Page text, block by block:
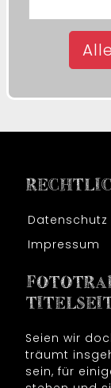
Datenschutz
Impressum
Seien wir
träumt
sein, für